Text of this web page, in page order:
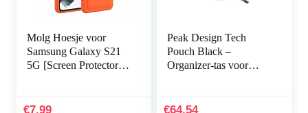
Molg Hoesje voor
Samsung Galaxy S21
5G [Screen Protector]
Proof
€7.99
Peak Design Tech
Pouch Black –
Organizer-tas voor
€64.54